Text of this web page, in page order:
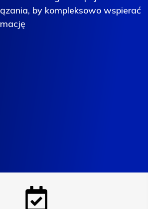
by kompleksowo wspierać
by kompleksowo wspierać
by kompleksowo wspierać